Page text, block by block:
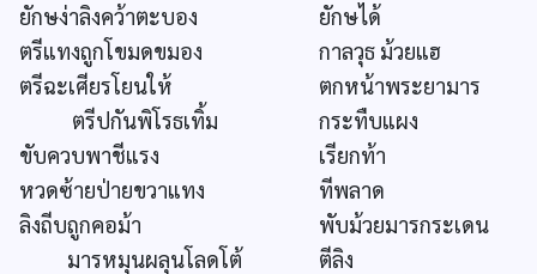
ยักษง่าลิงคว้าตะบอง
ยักษได้
ตรีแทงถูกโขมดขมอง
กาลวุธ ม้วยแฮ
ตรีฉะเศียรโยนให้
ตกหน้าพระยามาร
ตรีปกันพิโรธเทิ้ม
กระทืบแผง
ขับควบพาชีแรง
เรียกท้า
หวดซ้ายป่ายขวาแทง
ทีพลาด
ลิงถีบถูกคอม้า
พับม้วยมารกระเดน
มารหมุนผลุนโลดโต้
ตีลิง